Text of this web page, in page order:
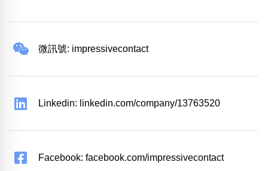
微訊號: impressivecontact
Linkedin: linkedin.com/company/13763520
Facebook: facebook.com/impressivecontact